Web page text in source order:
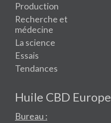
Production
Recherche et
médecine
La science
Essais
Tendances
Huile CBD Europe
Bureau :